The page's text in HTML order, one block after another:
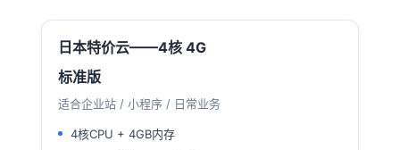
日本特价云——4核 4G
标准版
适合企业站 / 小程序 / 日常业务
4核CPU + 4GB内存